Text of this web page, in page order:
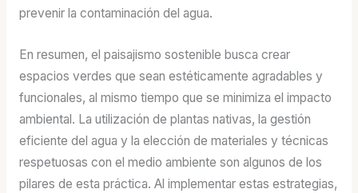
prevenir la contaminación del agua.
En resumen, el paisajismo sostenible busca crear
espacios verdes que sean estéticamente agradables y
funcionales, al mismo tiempo que se minimiza el impacto
ambiental. La utilización de plantas nativas, la gestión
eficiente del agua y la elección de materiales y técnicas
respetuosas con el medio ambiente son algunos de los
pilares de esta práctica. Al implementar estas estrategias,